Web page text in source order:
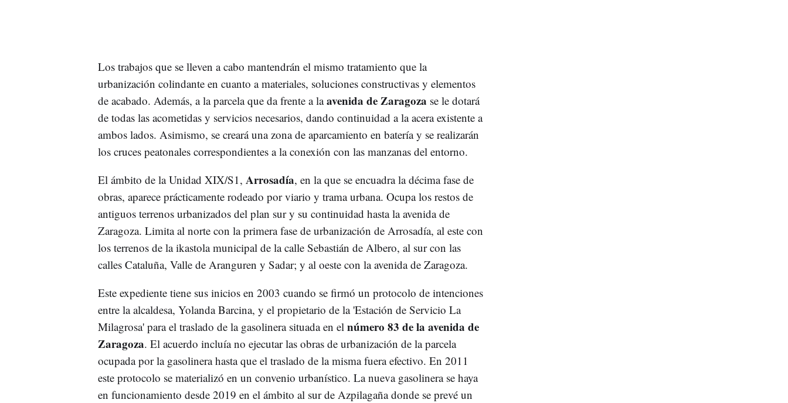
Los trabajos que se lleven a cabo mantendrán el mismo tratamiento que la
urbanización colindante en cuanto a materiales, soluciones constructivas y elementos
de acabado. Además, a la parcela que da frente a laavenida de Zaragoza se le dotará
de todas las acometidas y servicios necesarios, dando continuidad a la acera existente a
ambos lados. Asimismo, se creará una zona de aparcamiento en batería y se realizarán
los cruces peatonales correspondientes a la conexión con las manzanas del entorno.
El ámbito de la Unidad XIX/S1, Arrosadía, en la que se encuadra la décima fase de
obras, aparece prácticamente rodeado por viario y trama urbana. Ocupa los restos de
antiguos terrenos urbanizados del plan sur y su continuidad hasta la avenida de
Zaragoza. Limita al norte con la primera fase de urbanización de Arrosadía, al este con
los terrenos de la ikastola municipal de la calle Sebastián de Albero, al sur con las
calles Cataluña, Valle de Aranguren y Sadar; y al oeste con la avenida de Zaragoza.
Este expediente tiene sus inicios en 2003 cuando se firmó un protocolo de intenciones
entre la alcaldesa, Yolanda Barcina, y el propietario de la 'Estación de Servicio La
Milagrosa' para el traslado de la gasolinera situada en elnúmero 83 de la avenida de
Zaragoza. El acuerdo incluía no ejecutar las obras de urbanización de la parcela
ocupada por la gasolinera hasta que el traslado de la misma fuera efectivo. En 2011
este protocolo se materializó en un convenio urbanístico. La nueva gasolinera se haya
en funcionamiento desde 2019 en el ámbito al sur de Azpilagaña donde se prevé un